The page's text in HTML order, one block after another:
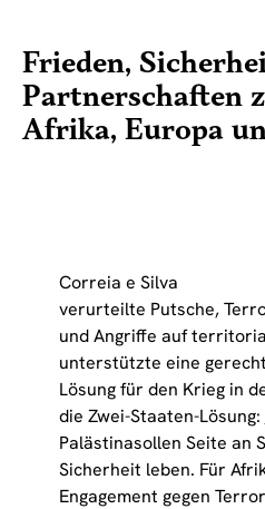
Frieden,
Partnerschaften
Afrika, Europa
Correia e Silva
verurteilte Putsche,
und Angriffe auf
unterstützte eine
Lösung für den Krieg in
die Zwei-Staaten-Lösung:
Palästinasollen Seite an
Sicherheit leben. Für
Engagement gegen